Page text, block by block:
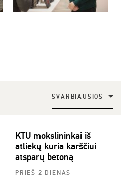
SVARBIAUSIOS
KTU mokslininkai iš
atliekų kuria karščiui
atsparų betoną
PRIEŠ 2 DIENAS